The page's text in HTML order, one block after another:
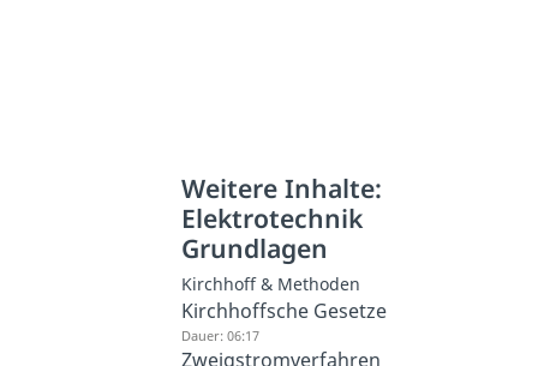
Weitere Inhalte:
Elektrotechnik
Grundlagen
Kirchhoff & Methoden
Kirchhoffsche Gesetze
Dauer: 06:17
Zweigstromverfahren